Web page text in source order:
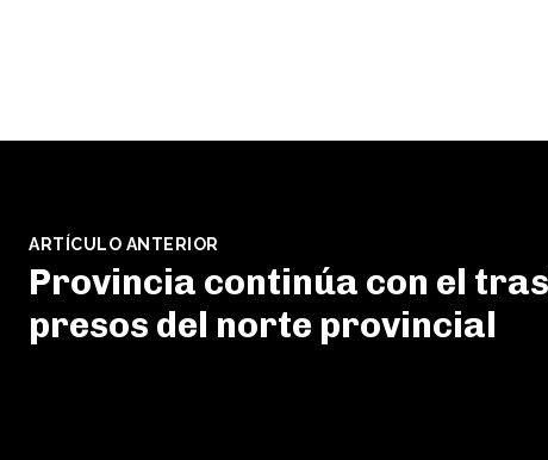
ARTÍCULO ANTERIOR
Provincia continúa con el
presos del norte provincial